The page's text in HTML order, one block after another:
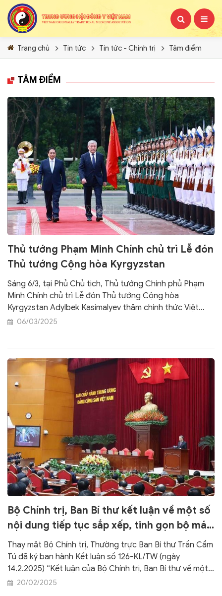
Trang chủ Tin tức Tin tức - Chính trị Tâm điểm
TÂM ĐIỂM
Thủ tướng Phạm Minh Chính chủ trì Lễ đón
Thủ tướng Cộng hòa Kyrgyzstan
Sáng 6/3, tại Phủ Chủ tịch, Thủ tướng Chính phủ Phạm
Minh Chính chủ trì Lễ đón Thủ tướng Cộng hòa
Kyrgyzstan Adylbek Kasimalyev thăm chính thức Việt
Nam từ ngày 6 đến ngày 7/3.
06/03/2025
Bộ Chính trị, Ban Bí thư kết luận về một số
nội dung tiếp tục sắp xếp, tinh gọn bộ máy
của hệ thống chính trị năm 2025
Thay mặt Bộ Chính trị, Thường trực Ban Bí thư Trần Cẩm
Tú đã ký ban hành Kết luận số 126-KL/TW (ngày
14.2.2025) “Kết luận của Bộ Chính trị, Ban Bí thư về một
số nội dung, nhiệm vụ tiếp tục sắp xếp, tinh gọn tổ chức
20/02/2025